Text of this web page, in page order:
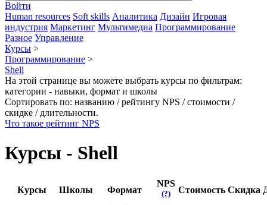
Войти
Human resources Soft skills Аналитика Дизайн Игровая
индустрия Маркетинг Мультимедиа Программирование
Разное Управление
Курсы >
Программирование >
Shell
На этой странице вы можете выбрать курсы по фильтрам:
категории - навыки, формат и школы
Сортировать по: названию / рейтингу NPS / стоимости /
скидке / длительности.
Что такое рейтинг NPS
Курсы - Shell
Курсы Школы Формат
NPS
(?) Стоимость Скидка